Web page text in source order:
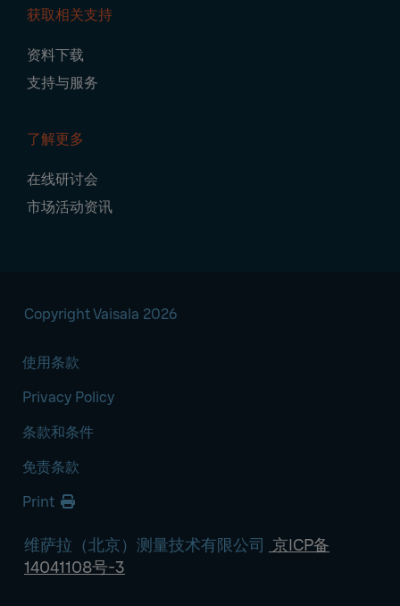
获取相关支持
资料下载
支持与服务
了解更多
在线研讨会
市场活动资讯
Copyright Vaisala 2026
使用条款
Privacy Policy
条款和条件
免责条款
Print
维萨拉（北京）测量技术有限公司 京ICP备
14041108号-3